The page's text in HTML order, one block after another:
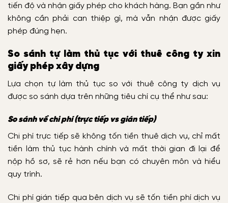
tiến độ và nhận giấy phép cho khách hàng. Bạn gần như
không cần phải can thiệp gì, mà vẫn nhận được giấy
phép đúng hẹn.
So sánh tự làm thủ tục với thuê công ty xin
giấy phép xây dựng
Lựa chọn tự làm thủ tục so với thuê công ty dịch vụ
được so sánh dựa trên những tiêu chí cụ thể như sau:
So sánh về chi phí (trực tiếp vs gián tiếp)
Chi phí trực tiếp sẽ không tốn tiền thuê dịch vụ, chỉ mất
tiền làm thủ tục hành chính và mất thời gian đi lại để
nộp hồ sơ, sẽ rẻ hơn nếu bạn có chuyên môn và hiểu
quy trình.
Chi phí gián tiếp qua bên dịch vụ sẽ tốn tiền phí dịch vụ